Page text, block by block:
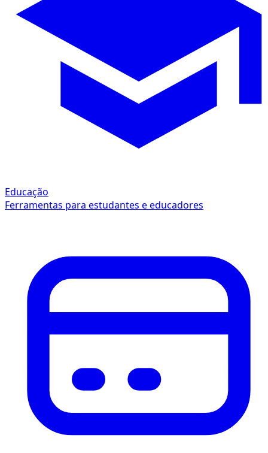
Educação
Ferramentas para estudantes e educadores